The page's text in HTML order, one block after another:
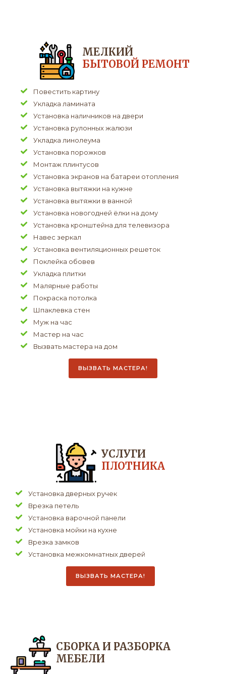
МЕЛКИЙ
БЫТОВОЙ РЕМОНТ
Повестить картину
Укладка ламината
Установка наличников на двери
Установка рулонных жалюзи
Укладка линолеума
Установка порожков
Монтаж плинтусов
Установка экранов на батареи отопления
Установка вытяжки на кужне
Установка вытяжки в ванной
Установка новогодней ёлки на дому
Установка кронштейна для телевизора
Навес зеркал
Установка вентиляционных решеток
Поклейка обовев
Укладка плитки
Малярные работы
Покраска потолка
Шпаклевка стен
Муж на час
Мастер на час
Вызвать мастера на дом
ВЫЗВАТЬ МАСТЕРА!
УСЛУГИ
ПЛОТНИКА
Установка дверных ручек
Врезка петель
Установка варочной панели
Установка мойки на кухне
Врезка замков
Установка межкомнатных дверей
ВЫЗВАТЬ МАСТЕРА!
СБОРКА И РАЗБОРКА
МЕБЕЛИ